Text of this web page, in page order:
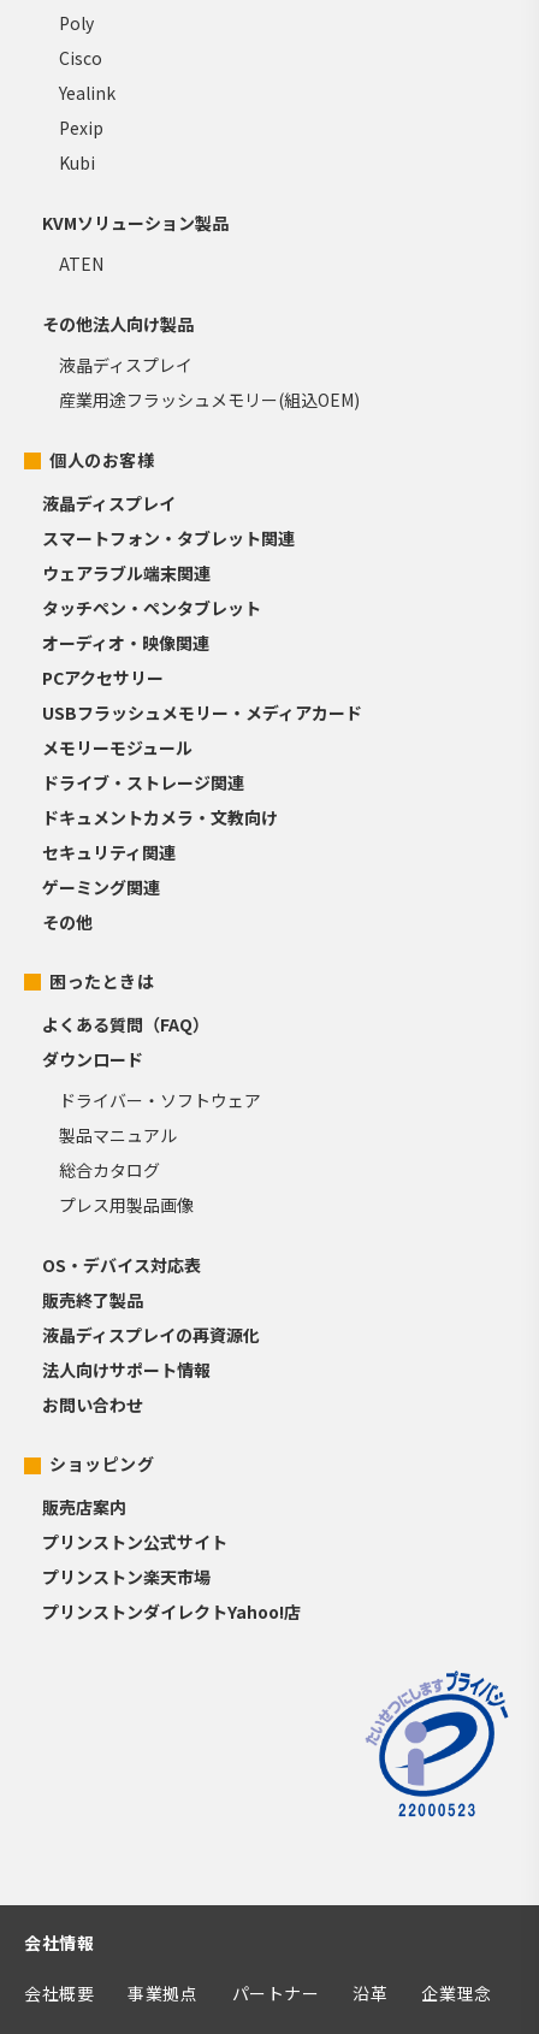
Poly
Cisco
Yealink
Pexip
Kubi
KVMソリューション製品
ATEN
その他法人向け製品
液晶ディスプレイ
産業用途フラッシュメモリー(組込OEM)
個人のお客様
液晶ディスプレイ
スマートフォン・タブレット関連
ウェアラブル端末関連
タッチペン・ペンタブレット
オーディオ・映像関連
PCアクセサリー
USBフラッシュメモリー・メディアカード
メモリーモジュール
ドライブ・ストレージ関連
ドキュメントカメラ・文教向け
セキュリティ関連
ゲーミング関連
その他
困ったときは
よくある質問（FAQ）
ダウンロード
ドライバー・ソフトウェア
製品マニュアル
総合カタログ
プレス用製品画像
OS・デバイス対応表
販売終了製品
液晶ディスプレイの再資源化
法人向けサポート情報
お問い合わせ
ショッピング
販売店案内
プリンストン公式サイト
プリンストン楽天市場
プリンストンダイレクトYahoo!店
会社情報
会社概要 事業拠点 パートナー 沿革 企業理念